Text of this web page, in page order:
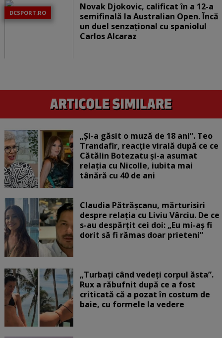
DCSPORT.RO
Novak Djokovic, calificat în a 12-a
semifinală la Australian Open. Încă
un duel senzațional cu spaniolul
Carlos Alcaraz
„Și-a găsit o muză de 18 ani”. Teo
Trandafir, reacție virală după ce ce
Cătălin Botezatu și-a asumat
relația cu Nicolle, iubita mai
tânără cu 40 de ani
Claudia Pătrășcanu, mărturisiri
despre relația cu Liviu Vârciu. De ce
s-au despărțit cei doi: „Eu mi-aș fi
dorit să fi rămas doar prieteni”
„Turbați când vedeți corpul ăsta”.
Rux a răbufnit după ce a fost
criticată că a pozat în costum de
baie, cu formele la vedere